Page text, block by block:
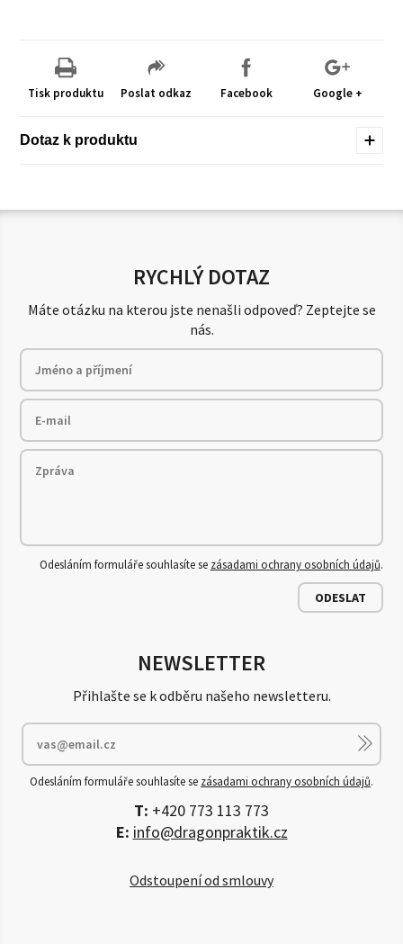
Tisk produktu Poslat odkaz Facebook Google +
Dotaz k produktu
RYCHLÝ DOTAZ
Máte otázku na kterou jste nenašli odpoveď? Zeptejte se
nás.
Odesláním formuláře souhlasíte se zásadami ochrany osobních údajů.
ODESLAT
NEWSLETTER
Přihlašte se k odběru našeho newsletteru.
Odesláním formuláře souhlasíte se zásadami ochrany osobních údajů.
T: +420 773 113 773
E: info@dragonpraktik.cz
Odstoupení od smlouvy